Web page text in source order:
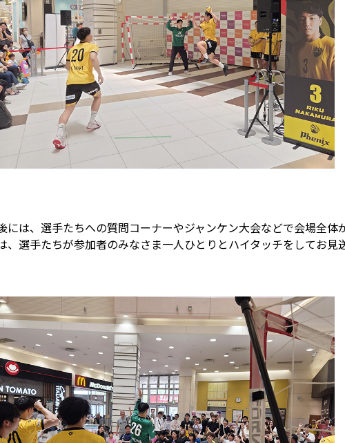
には、選手たちへの質問コーナーやジャンケン大会などで会場全体
、選手たちが参加者のみなさま一人ひとりとハイタッチをしてお見